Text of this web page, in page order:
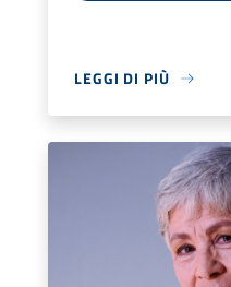
LEGGI DI PIÙ